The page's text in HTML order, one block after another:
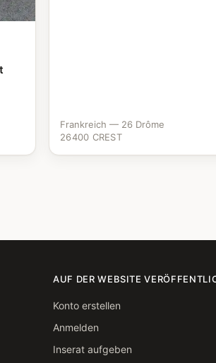
Frankreich — 26 Drôme
26400 CREST
AUF DER WEBSITE
Konto erstellen
Anmelden
Inserat aufgeben